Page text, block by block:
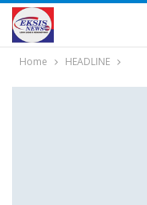
Home HEADLINE